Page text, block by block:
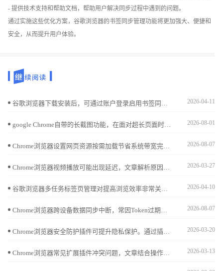
- 提供技术支持和帮助文档，帮助用户解决同步过程中遇到的问题。
通过实施这些优化方案，谷歌浏览器的书签同步管理功能将更加强大、便捷和
安全，从而提升用户体验。
谷歌浏览器下载安装后，可通过账户登录启用书签同步，实现跨设备访问书签和收藏夹，保证数据一致性和便捷操作。 2026-04-11
google Chrome自带的长截图功能，在面对超长页面时表现如何？本文将原生工具与主流专业截图插件进行效能对比，客观评估二者在图像渲染画质、标注易用性及导出效率上的差异。 2026-08-01
Chrome浏览器设置网页资源按需加载节省系统带宽完全可行。通过配置高级资源调度，仅在用户交互区域请求资产，能显著降低首屏展现压力与内存占用。 2026-08-07
Chrome浏览器视频播放可能出现延迟，文章解析原因并提供优化操作方法，包括插件调优、缓存管理及播放策略，帮助用户实现流畅稳定的视频体验。 2026-03-27
谷歌浏览器多任务标签页管理对提高浏览效率非常关键，文章提供操作方法、技巧分享及实用案例，帮助用户轻松整理、切换及恢复标签页，提升日常使用体验。 2026-04-10
Chrome浏览器跨设备数据同步中断，常因Token过期或网络缓存异常导致。本指南详解了清理同步关联缓存、强制刷新账户登录状态的实操方案，助您修复多终端书签与密码的无缝自动同步功能。 2026-08-07
Chrome浏览器安全防护插件可提升隐私保护。通过插件操作保障浏览数据安全，防止恶意攻击，提高浏览器稳定性和网页访问安全性。 2026-03-20
Chrome浏览器常见扩展插件冲突问题，文章结合操作方法进行总结，帮助用户快速定位冲突原因并解决，保障浏览器的稳定运行与功能完整性。 2026-03-13